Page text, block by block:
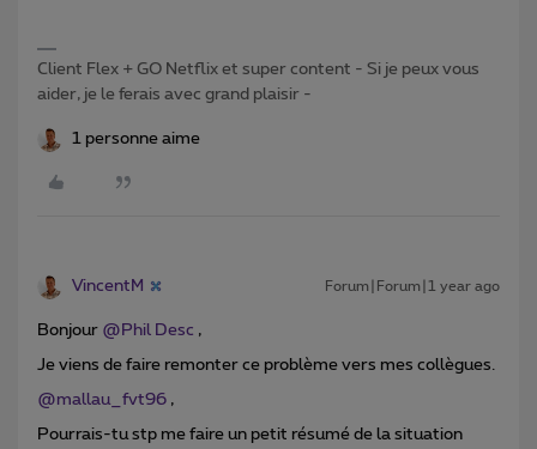
Client Flex + GO Netflix et super content - Si je peux vous
aider, je le ferais avec grand plaisir -
1 personne aime
VincentM Forum|Forum|1 year ago
Bonjour ​ @Phil Desc ,
Je viens de faire remonter ce problème vers mes collègues.
@mallau_fvt96 ,
Pourrais-tu stp me faire un petit résumé de la situation